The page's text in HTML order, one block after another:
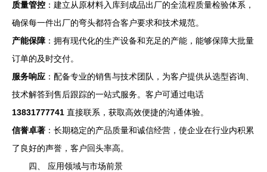
质量管控 ：建立从原材料入库到成品出厂的全流程质量检验体系，
确保每一件出厂的弯头都符合客户要求和技术规范。
产能保障 ：拥有现代化的生产设备和充足的产能，能够保障大批量
订单的及时交付。
服务响应 ：配备专业的销售与技术团队，为客户提供从选型咨询、
技术解答到售后跟踪的一站式服务。客户可通过电话
13831777741 直接联系，获取高效便捷的沟通体验。
信誉卓著 ：长期稳定的产品质量和诚信经营，使企业在行业内积累
了良好的声誉，客户回头率高。
四、 应用领域与市场前景